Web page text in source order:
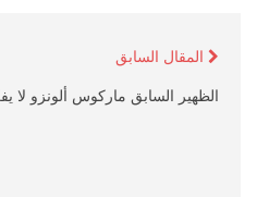
المقال السابق
الظهير السابق ماركوس ألونزو لا